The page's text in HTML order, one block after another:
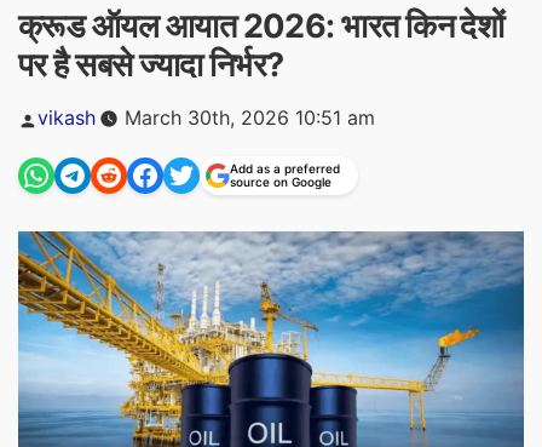
क्रूड ऑयल आयात 2026: भारत किन देशों
पर है सबसे ज्यादा निर्भर?
Posted
vikash March 30th, 2026 10:51 am
Add as a preferred
source on Google